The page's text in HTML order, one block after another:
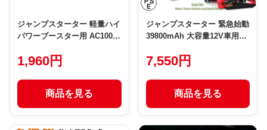
ジャンプスターター 軽量ハイ
パワーブースター用 AC100V
1,960円
商品を見る
ジャンプスターター 緊急始動
39800mAh 大容量12V車用品
バッテリージャンプスタータ
ジャンプスターター エンジン
スターター車のバッテリー 急
速充電 安全保護機能 充電器
7,550円
商品を見る